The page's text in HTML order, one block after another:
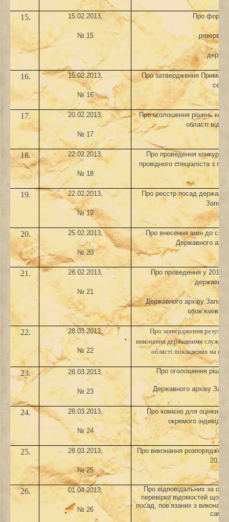
15. 15.02.2013,
№ 15
Про
резерву
16. 15.02.2013,
№ 16
Про затвердження
17. 20.02.2013,
№ 17
Про оголошення рішень
області від
18. 22.02.2013,
№ 18
Про проведення конкурсу
провідного спеціаліста з
19. 22.02.2013,
№ 19
Про реєстр посад
20. 25.02.2013,
№ 20
Про внесення змін до
Державного
21. 28.02.2013,
№ 21
Про проведення у 2013
Державного архіву
обов’язків і
22. 28.03.2013,
№ 22
Про затвердження
виконання державними
області покладених на них
23. 28.03.2013,
№ 23
Про оголошення
Державного архіву
24. 28.03.2013,
№ 24
Про комісію для оцінки
окремого
25. 28.03.2013,
№ 25
Про виконання
26. 01.04.2013,
№ 26
Про відповідальних за
перевірки відомостей щодо
посад, пов’язаних з